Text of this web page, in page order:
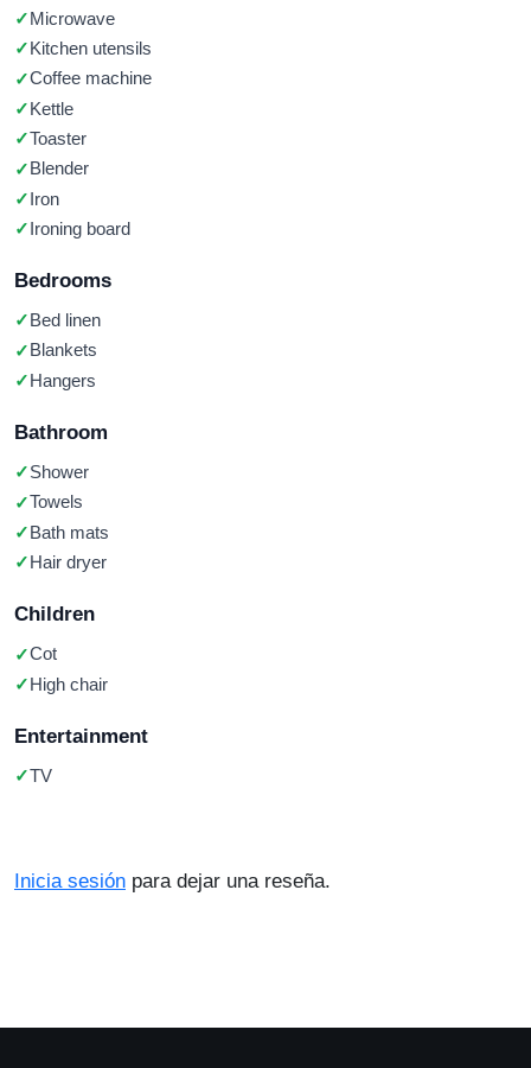
Microwave
Kitchen utensils
Coffee machine
Kettle
Toaster
Blender
Iron
Ironing board
Bedrooms
Bed linen
Blankets
Hangers
Bathroom
Shower
Towels
Bath mats
Hair dryer
Children
Cot
High chair
Entertainment
TV
Inicia sesión para dejar una reseña.